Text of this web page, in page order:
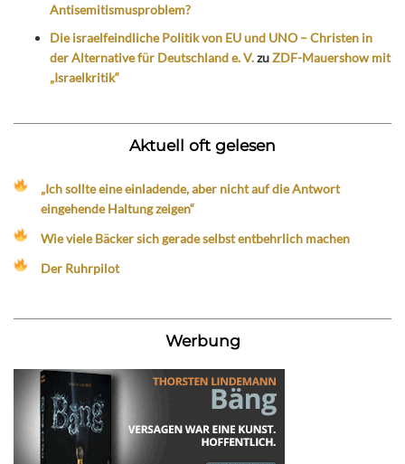
Antisemitismusproblem?
Die israelfeindliche Politik von EU und UNO – Christen in
der Alternative für Deutschland e. V.zuZDF-Mauershow mit
„Israelkritik“
Aktuell oft gelesen
„Ich sollte eine einladende, aber nicht auf die Antwort
eingehende Haltung zeigen“
Wie viele Bäcker sich gerade selbst entbehrlich machen
Der Ruhrpilot
Werbung